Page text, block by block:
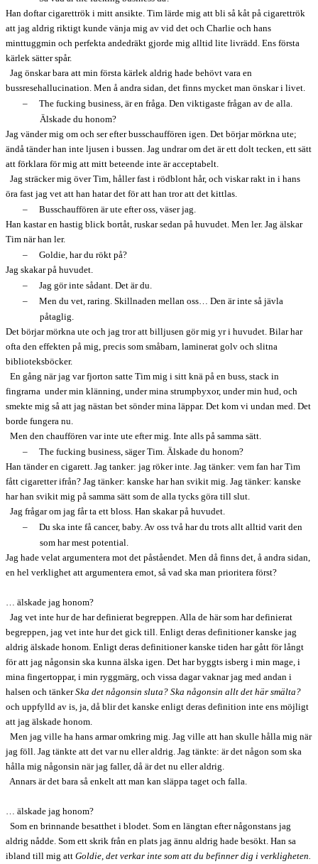
Han doftar cigarettrök i mitt ansikte. Tim lärde mig att bli så kåt på cigarettrök
att jag aldrig riktigt kunde vänja mig av vid det och Charlie och hans
minttuggmin och perfekta andedräkt gjorde mig alltid lite livrädd. Ens första
kärlek sätter spår.
Jag önskar bara att min första kärlek aldrig hade behövt vara en
bussresehallucination. Men å andra sidan, det finns mycket man önskar i livet.
–
The fucking business, är en fråga. Den viktigaste frågan av de alla.
Älskade du honom?
Jag vänder mig om och ser efter busschauffören igen. Det börjar mörkna ute;
ändå tänder han inte ljusen i bussen. Jag undrar om det är ett dolt tecken, ett sätt
att förklara för mig att mitt beteende inte är acceptabelt.
Jag sträcker mig över Tim, håller fast i rödblont hår, och viskar rakt in i hans
öra fast jag vet att han hatar det för att han tror att det kittlas.
–
Busschauffören är ute efter oss, väser jag.
Han kastar en hastig blick bortåt, ruskar sedan på huvudet. Men ler. Jag älskar
Tim när han ler.
–
Goldie, har du rökt på?
Jag skakar på huvudet.
–
Jag gör inte sådant. Det är du.
–
Men du vet, raring. Skillnaden mellan oss… Den är inte så jävla
påtaglig.
Det börjar mörkna ute och jag tror att billjusen gör mig yr i huvudet. Bilar har
ofta den effekten på mig, precis som småbarn, laminerat golv och slitna
biblioteksböcker.
En gång när jag var fjorton satte Tim mig i sitt knä på en buss, stack in
fingrarna under min klänning, under mina strumpbyxor, under min hud, och
smekte mig så att jag nästan bet sönder mina läppar. Det kom vi undan med. Det
borde fungera nu.
Men den chauffören var inte ute efter mig. Inte alls på samma sätt.
–
The fucking business, säger Tim. Älskade du honom?
Han tänder en cigarett. Jag tanker: jag röker inte. Jag tänker: vem fan har Tim
fått cigaretter ifrån? Jag tänker: kanske har han svikit mig. Jag tänker: kanske
har han svikit mig på samma sätt som de alla tycks göra till slut.
Jag frågar om jag får ta ett bloss. Han skakar på huvudet.
–
Du ska inte få cancer, baby. Av oss två har du trots allt alltid varit den
som har mest potential.
Jag hade velat argumentera mot det påståendet. Men då finns det, å andra sidan,
en hel verklighet att argumentera emot, så vad ska man prioritera först?
… älskade jag honom?
Jag vet inte hur de har definierat begreppen. Alla de här som har definierat
begreppen, jag vet inte hur det gick till. Enligt deras definitioner kanske jag
aldrig älskade honom. Enligt deras definitioner kanske tiden har gått för långt
för att jag någonsin ska kunna älska igen. Det har byggts isberg i min mage, i
mina fingertoppar, i min ryggmärg, och vissa dagar vaknar jag med andan i
halsen och tänkerSka det någonsin sluta? Ska någonsin allt det här smälta?
och uppfylld av is, ja, då blir det kanske enligt deras definition inte ens möjligt
att jag älskade honom.
Men jag ville ha hans armar omkring mig. Jag ville att han skulle hålla mig när
jag föll. Jag tänkte att det var nu eller aldrig. Jag tänkte: är det någon som ska
hålla mig någonsin när jag faller, då är det nu eller aldrig.
Annars är det bara så enkelt att man kan släppa taget och falla.
… älskade jag honom?
Som en brinnande besatthet i blodet. Som en längtan efter någonstans jag
aldrig nådde. Som ett skrik från en plats jag ännu aldrig hade besökt. Han sa
ibland till mig att Goldie, det verkar inte som att du befinner dig i verkligheten.